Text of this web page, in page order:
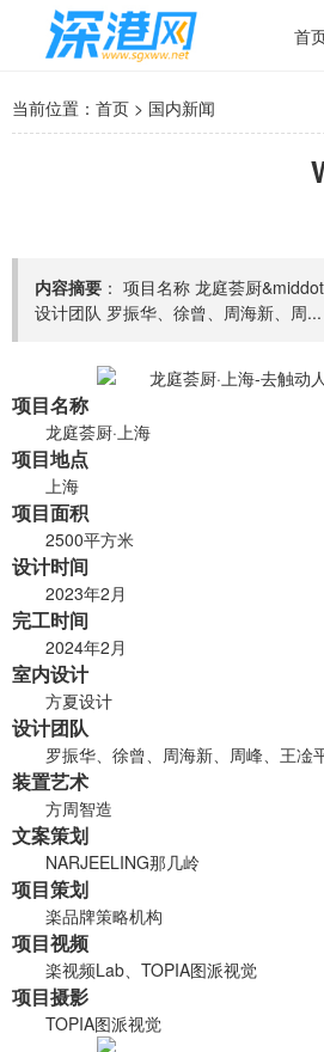
首
当前位置： 首页 > 国内新闻
内容摘要 ： 项目名称 龙庭荟厨
设计团队 罗振华、徐曾、周海新、周...
项目名称
龙庭荟厨·上海
项目地点
上海
项目面积
2500平方米
设计时间
2023年2月
完工时间
2024年2月
室内设计
方夏设计
设计团队
罗振华、徐曾、周海新、周峰、王凎
装置艺术
方周智造
文案策划
NARJEELING那几岭
项目策划
楽品牌策略机构
项目视频
楽视频Lab、TOPIA图派视觉
项目摄影
TOPIA图派视觉